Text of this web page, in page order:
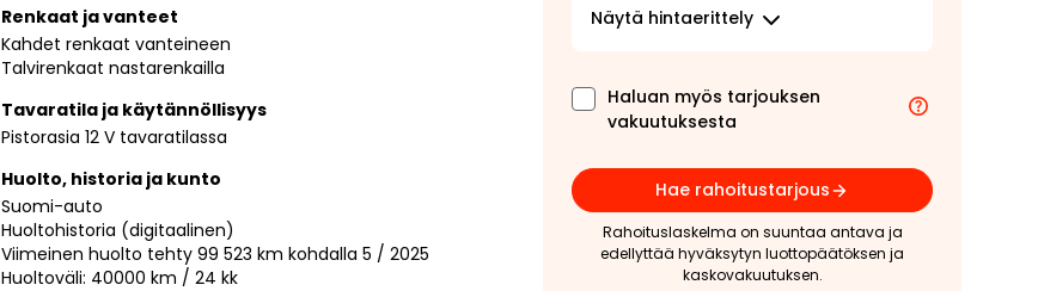
Renkaat ja vanteet
Kahdet renkaat vanteineen
Talvirenkaat nastarenkailla
Tavaratila ja käytännöllisyys
Pistorasia 12 V tavaratilassa
Huolto, historia ja kunto
Suomi-auto
Huoltohistoria (digitaalinen)
Viimeinen huolto tehty 99 523 km kohdalla 5 / 2025
Huoltoväli: 40000 km / 24 kk
Näytä hintaerittely
Haluan myös tarjouksen
vakuutuksesta
Hae rahoitustarjous
Rahoituslaskelma on suuntaa antava ja
edellyttää hyväksytyn luottopäätöksen ja
kaskovakuutuksen.